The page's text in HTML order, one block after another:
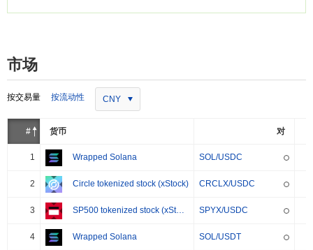
市场
按交易量 按流动性 CNY
# 货币 对
1 Wrapped Solana SOL/USDC
2 Circle tokenized stock (xStock) CRCLX/USDC
3 SP500 tokenized stock (xStock) SPYX/USDC
4 Wrapped Solana SOL/USDT